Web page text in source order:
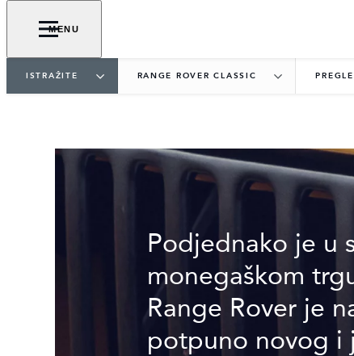
MENU
ISTRAŽITE RANGE ROVER CLASSIC
ORIGINALNI
Podjednako je u
monegaškom
Range Rover je
potpuno novog i